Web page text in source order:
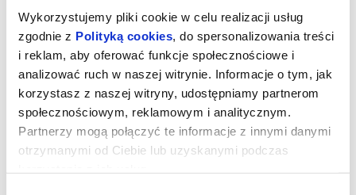
Wykorzystujemy pliki cookie w celu realizacji usług
zgodnie z Polityką cookies, do spersonalizowania treści
i reklam, aby oferować funkcje społecznościowe i
analizować ruch w naszej witrynie. Informacje o tym, jak
korzystasz z naszej witryny, udostępniamy partnerom
społecznościowym, reklamowym i analitycznym.
Partnerzy mogą połączyć te informacje z innymi danymi
otrzymanymi od Ciebie lub uzyskanymi podczas
21. MDAG Ścieżka dźwiękowa
zamachu stanu / Soundtrack to a
Coup d'Etàt (konkurs)
Ścieżka dźwiękowa zamachu stanu (Soundtrack to Coup d'Etàt)